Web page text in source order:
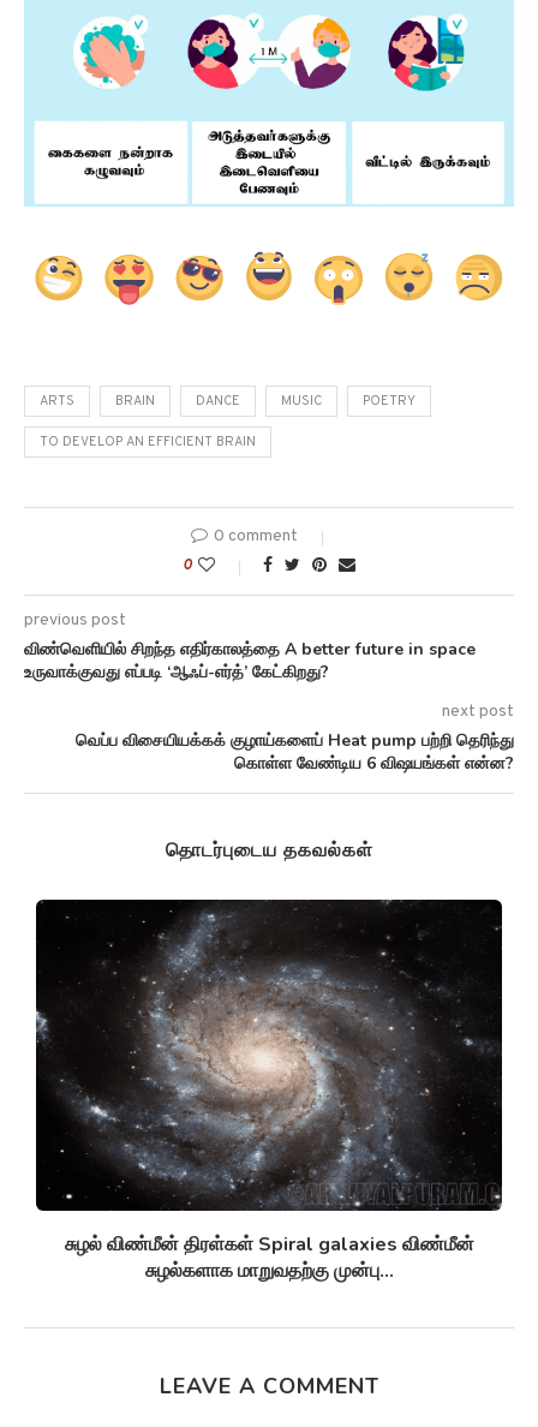
ARTS BRAIN DANCE MUSIC POETRY
TO DEVELOP AN EFFICIENT BRAIN
0 comment
0
previous post
விண்வெளியில் சிறந்த எதிர்காலத்தை A better future in space
உருவாக்குவது எப்படி ‘ஆஃப்-எர்த்’ கேட்கிறது?
next post
வெப்ப விசையியக்கக் குழாய்களைப் Heat pump பற்றி தெரிந்து
கொள்ள வேண்டிய 6 விஷயங்கள் என்ன?
தொடர்புடைய தகவல்கள்
சுழல் விண்மீன் திரள்கள் Spiral galaxies விண்மீன்
சுழல்களாக மாறுவதற்கு முன்பு...
LEAVE A COMMENT